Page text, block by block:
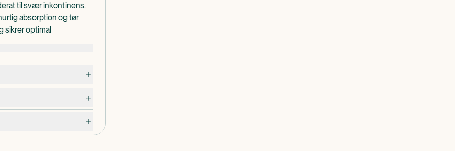
til svær inkontinens.
absorption og tør
sikrer optimal
sammen med